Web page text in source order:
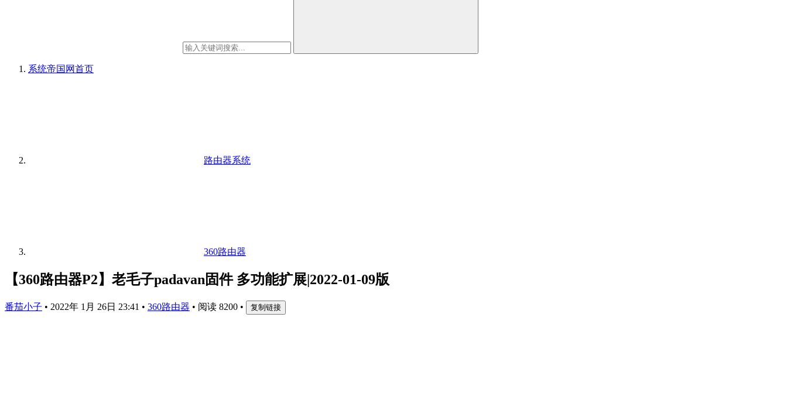
系统帝国网首页
路由器系统
360路由器
【360路由器P2】老毛子padavan固件 多功能扩展|2022-01-09版
番茄小子 • 2022年 1月 26日 23:41 • 360路由器 • 阅读 8200 • 复制链接